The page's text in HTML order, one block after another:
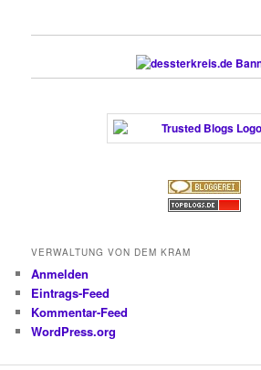
VERWALTUNG VON DEM KRAM
Anmelden
Eintrags-Feed
Kommentar-Feed
WordPress.org